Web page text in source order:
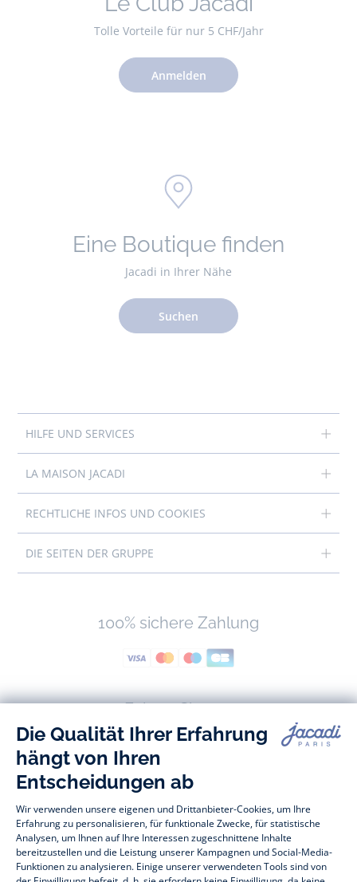
Tolle Vorteile für nur 5 CHF/Jahr
Anmelden
Eine Boutique finden
Jacadi in Ihrer Nähe
Suchen
HILFE UND SERVICES
LA MAISON JACADI
RECHTLICHE INFOS UND COOKIES
DIE SEITEN DER GRUPPE
100% sichere Zahlung
Folgen Sie uns
Facebook
-
Jacadi
Paris
Tiktok
Jacadi
Paris
InstagramYoutube
Baby- und Kindermode vom Feinsten für Mädchen und Jungen: Auf der
Jacadi Paris Webseite finden Sie eine vielfältige Auswahl an
Kinderbekleidung und Kinderschuhen, die sich durch zeitlose Eleganz
auszeichnen. Entdecken Sie beispielsweise unsere Kollektionen an
Bodys, Blusen, Stramplern, Kleidern und vieles andere mehr fürBabys
T-Shirts, Pullover, Shorts fürKleinkinderund Hosen, Socken und